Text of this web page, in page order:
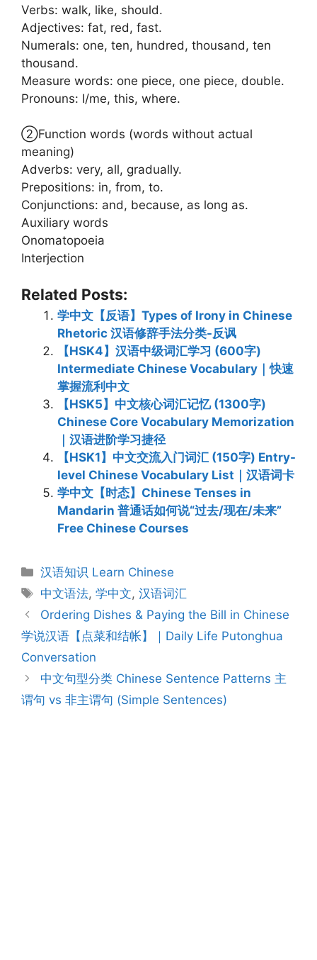
Verbs: walk, like, should.
Adjectives: fat, red, fast.
Numerals: one, ten, hundred, thousand, ten
thousand.
Measure words: one piece, one piece, double.
Pronouns: I/me, this, where.
②Function words (words without actual
meaning)
Adverbs: very, all, gradually.
Prepositions: in, from, to.
Conjunctions: and, because, as long as.
Auxiliary words
Onomatopoeia
Interjection
Related Posts:
学中文【反语】Types of Irony in Chinese
Rhetoric 汉语修辞手法分类-反讽
【HSK4】汉语中级词汇学习 (600字)
Intermediate Chinese Vocabulary｜快速
掌握流利中文
【HSK5】中文核心词汇记忆 (1300字)
Chinese Core Vocabulary Memorization
｜汉语进阶学习捷径
【HSK1】中文交流入门词汇 (150字) Entry-
level Chinese Vocabulary List｜汉语词卡
学中文【时态】Chinese Tenses in
Mandarin 普通话如何说“过去/现在/未来”
Free Chinese Courses
Categories
汉语知识 Learn Chinese
Tags
中文语法,学中文,汉语词汇
Post
navigation
Ordering Dishes & Paying the Bill in Chinese
学说汉语【点菜和结帐】｜Daily Life Putonghua
Conversation
中文句型分类 Chinese Sentence Patterns 主
谓句 vs 非主谓句 (Simple Sentences)